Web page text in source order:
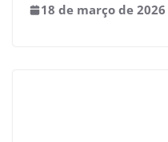
18 de março de 2026